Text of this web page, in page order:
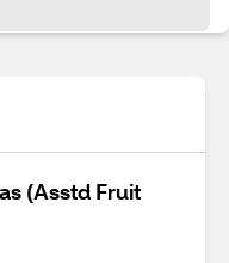
(Asstd Fruit